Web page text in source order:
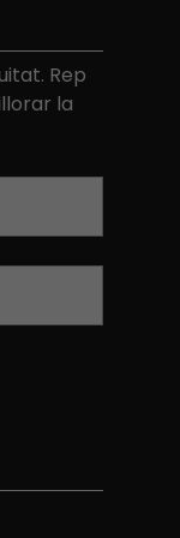
Rep
la